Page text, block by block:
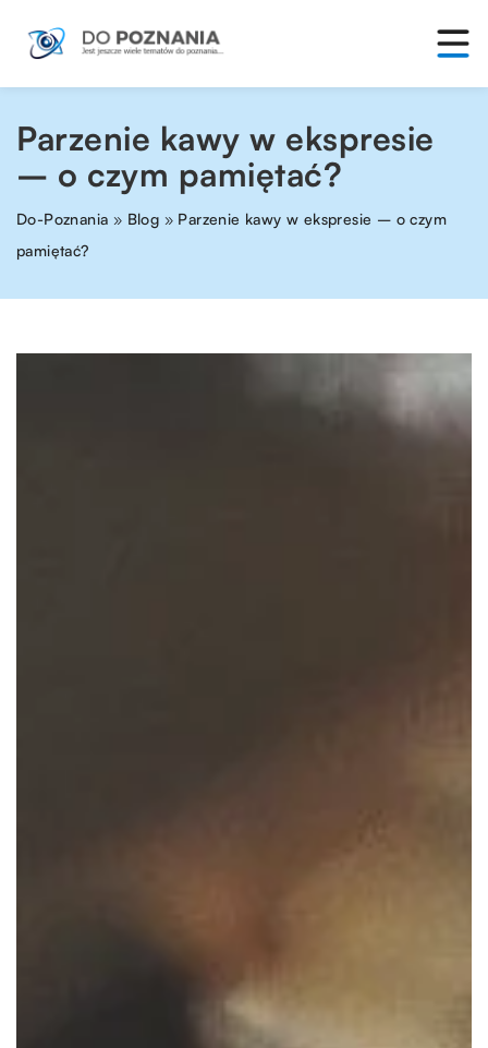
Parzenie kawy w ekspresie
– o czym pamiętać?
Do-Poznania » Blog » Parzenie kawy w ekspresie – o czym
pamiętać?